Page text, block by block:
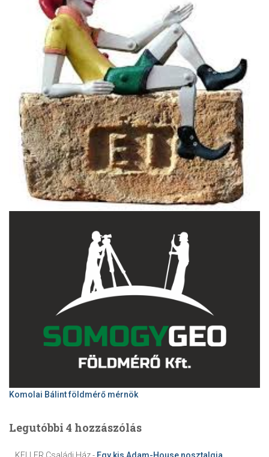
Komolai Bálint földmérő mérnök
Legutóbbi 4 hozzászólás